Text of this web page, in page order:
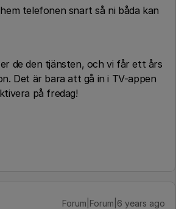
telefonen snart så ni båda kan
de den tjänsten, och vi får ett års
Det är bara att gå in i TV-appen
på fredag!
Forum|Forum|6 years ago